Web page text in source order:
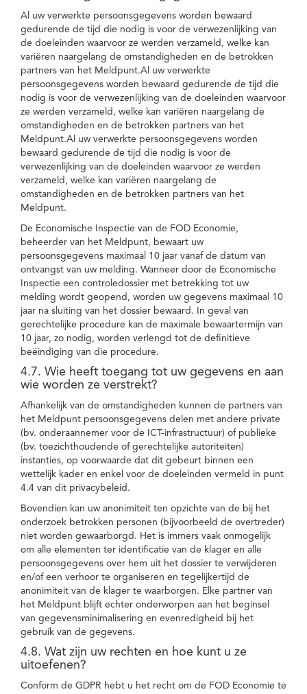
Al uw verwerkte persoonsgegevens worden bewaard
gedurende de tijd die nodig is voor de verwezenlijking van
de doeleinden waarvoor ze werden verzameld, welke kan
variëren naargelang de omstandigheden en de betrokken
partners van het Meldpunt.Al uw verwerkte
persoonsgegevens worden bewaard gedurende de tijd die
nodig is voor de verwezenlijking van de doeleinden waarvoor
ze werden verzameld, welke kan variëren naargelang de
omstandigheden en de betrokken partners van het
Meldpunt.Al uw verwerkte persoonsgegevens worden
bewaard gedurende de tijd die nodig is voor de
verwezenlijking van de doeleinden waarvoor ze werden
verzameld, welke kan variëren naargelang de
omstandigheden en de betrokken partners van het
Meldpunt.
De Economische Inspectie van de FOD Economie,
beheerder van het Meldpunt, bewaart uw
persoonsgegevens maximaal 10 jaar vanaf de datum van
ontvangst van uw melding. Wanneer door de Economische
Inspectie een controledossier met betrekking tot uw
melding wordt geopend, worden uw gegevens maximaal 10
jaar na sluiting van het dossier bewaard. In geval van
gerechtelijke procedure kan de maximale bewaartermijn van
10 jaar, zo nodig, worden verlengd tot de definitieve
beëindiging van die procedure.
4.7. Wie heeft toegang tot uw gegevens en aan
wie worden ze verstrekt?
Afhankelijk van de omstandigheden kunnen de partners van
het Meldpunt persoonsgegevens delen met andere private
(bv. onderaannemer voor de ICT-infrastructuur) of publieke
(bv. toezichthoudende of gerechtelijke autoriteiten)
instanties, op voorwaarde dat dit gebeurt binnen een
wettelijk kader en enkel voor de doeleinden vermeld in punt
4.4 van dit privacybeleid.
Bovendien kan uw anonimiteit ten opzichte van de bij het
onderzoek betrokken personen (bijvoorbeeld de overtreder)
niet worden gewaarborgd. Het is immers vaak onmogelijk
om alle elementen ter identificatie van de klager en alle
persoonsgegevens over hem uit het dossier te verwijderen
en/of een verhoor te organiseren en tegelijkertijd de
anonimiteit van de klager te waarborgen. Elke partner van
het Meldpunt blijft echter onderworpen aan het beginsel
van gegevensminimalisering en evenredigheid bij het
gebruik van de gegevens.
4.8. Wat zijn uw rechten en hoe kunt u ze
uitoefenen?
Conform de GDPR hebt u het recht om de FOD Economie te